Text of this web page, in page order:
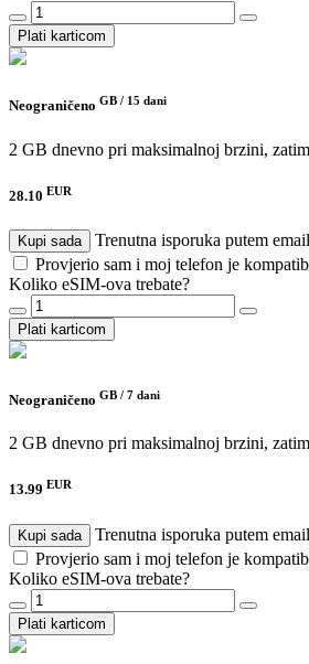
Plati karticom
Neograničeno GB / 15 dani
2 GB dnevno pri maksimalnoj brzini,
28.10 EUR
Kupi sada
Trenutna isporuka putem
Provjerio sam i moj telefon je
Koliko eSIM-ova trebate?
Plati karticom
Neograničeno GB / 7 dani
2 GB dnevno pri maksimalnoj brzini,
13.99 EUR
Kupi sada
Trenutna isporuka putem
Provjerio sam i moj telefon je
Koliko eSIM-ova trebate?
Plati karticom